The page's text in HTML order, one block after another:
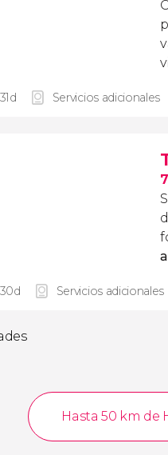
Servicios adicionales
Servicios adicionales
Hasta 50 km de